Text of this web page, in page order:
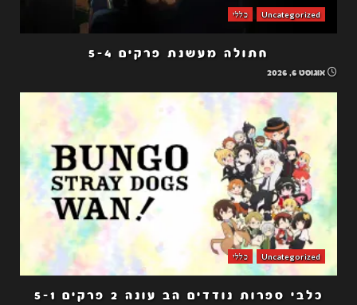
Uncategorized כללי
חתולה מעשנת פרקים 5-4
אוגוסט 6, 2026
Uncategorized כללי
כלבי ספרות נודדים הב עונה 2 פרקים 5-1